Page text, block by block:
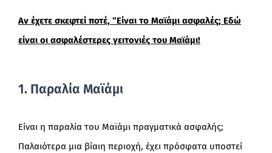
Αν έχετε σκεφτεί ποτέ, “Είναι το Μαϊάμι ασφαλές; Εδώ
είναι οι ασφαλέστερες γειτονιές του Μαϊάμι!
1. Παραλία Μαϊάμι
Είναι η παραλία του Μαϊάμι πραγματικά ασφαλής;
Παλαιότερα μια βίαιη περιοχή, έχει πρόσφατα υποστεί